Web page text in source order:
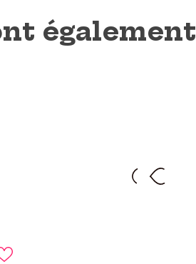
également